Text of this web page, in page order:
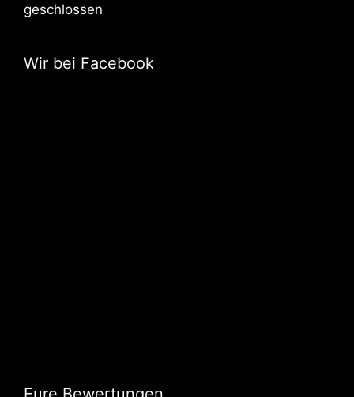
geschlossen
Wir bei Facebook